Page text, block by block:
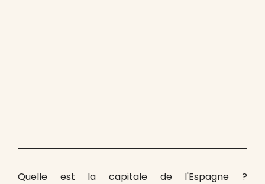
Quelle est la capitale de l'Espagne ?